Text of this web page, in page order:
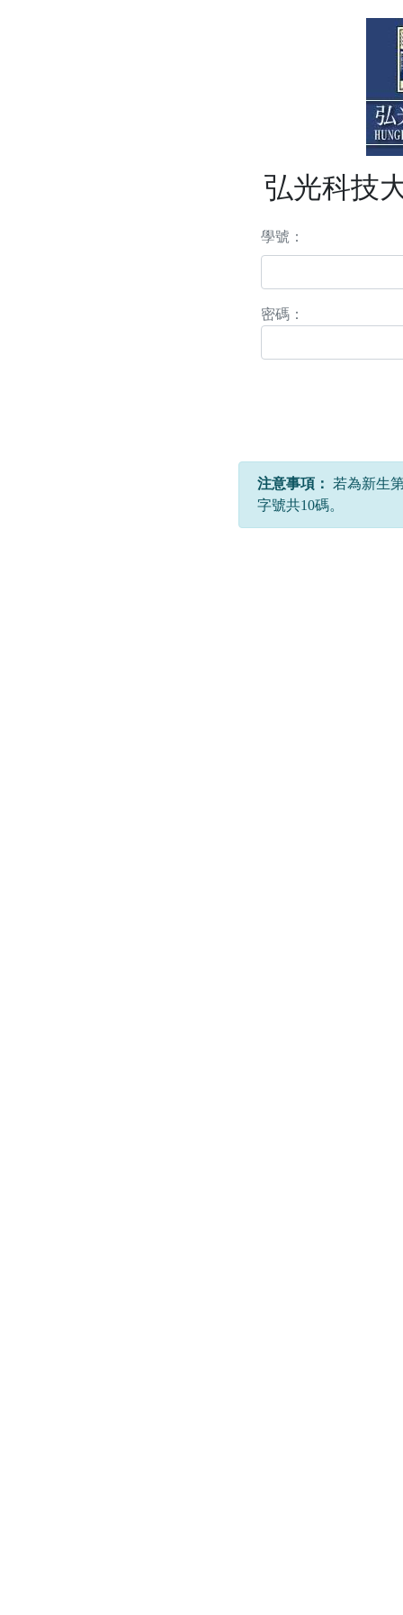
弘光科技
學號：
密碼：
注意事項：
若為新生
字號共10碼。